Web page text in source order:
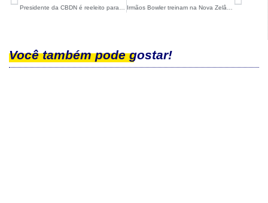
Presidente da CBDN é reeleito para Conselho da ISMF Irmãos Bowler treinam na Nova Zelândia
Você também pode gostar!